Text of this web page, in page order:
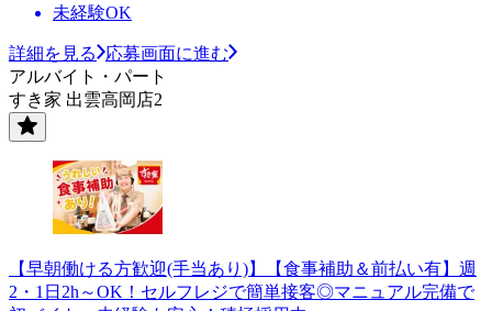
未経験OK
詳細を見る
応募画面に進む
アルバイト・パート
すき家 出雲高岡店2
【早朝働ける方歓迎(手当あり)】【食事補助＆前払い有】週
2・1日2h～OK！セルフレジで簡単接客◎マニュアル完備で